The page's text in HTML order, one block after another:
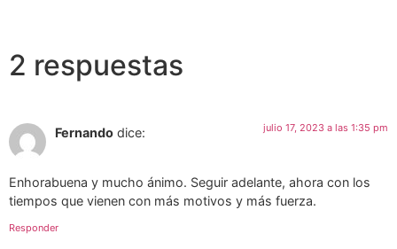
2 respuestas
Fernando dice: julio 17, 2023 a las 1:35 pm
Enhorabuena y mucho ánimo. Seguir adelante, ahora con los
tiempos que vienen con más motivos y más fuerza.
Responder